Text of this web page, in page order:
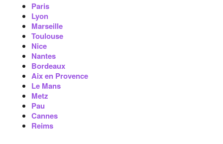
Paris
Lyon
Marseille
Toulouse
Nice
Nantes
Bordeaux
Aix en Provence
Le Mans
Metz
Pau
Cannes
Reims